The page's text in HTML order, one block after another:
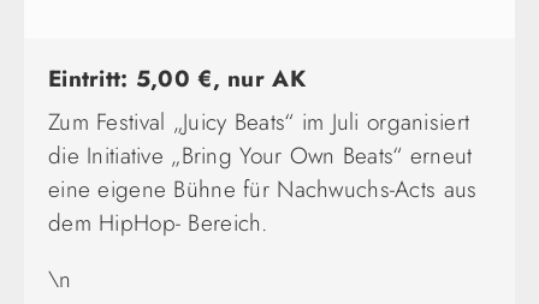
Eintritt: 5,00 €, nur AK
Zum Festival „Juicy Beats“ im Juli organisiert
die Initiative „Bring Your Own Beats“ erneut
eine eigene Bühne für Nachwuchs-Acts aus
dem HipHop- Bereich.
\n